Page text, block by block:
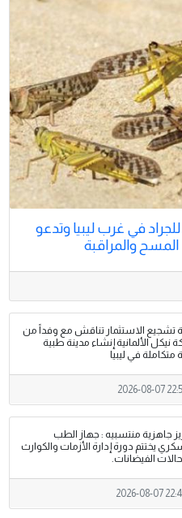
في غرب ليبيا وتدعو
والمراقبة
تشجيع الاستثمار تناقش مع وفداً من
نيكل الألمانية إنشاء مدينة طبية
متكاملة في ليبيا
2026-08-07
جاهزية منتسبيه : جهاز الطب
يختتم دورة إدارة الأزمات والكوارث
الفيضانات.
2026-08-07